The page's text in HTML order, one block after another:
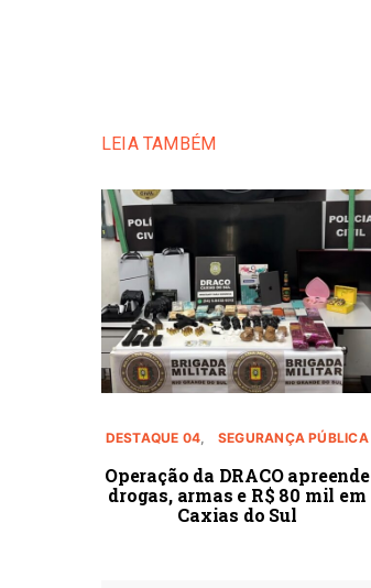
LEIA TAMBÉM
DESTAQUE 04 SEGURANÇA PÚBLICA
Operação da DRACO apreende
drogas, armas e R$ 80 mil em
Caxias do Sul